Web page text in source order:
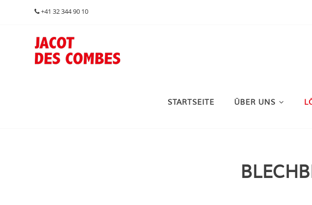
+41 32 344 90 10
STARTSEITE ÜBER UNS